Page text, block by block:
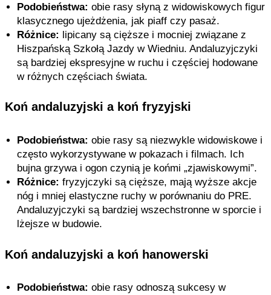
Podobieństwa: obie rasy słyną z widowiskowych figur
klasycznego ujeżdżenia, jak piaff czy pasaż.
Różnice: lipicany są cięższe i mocniej związane z
Hiszpańską Szkołą Jazdy w Wiedniu. Andaluzyjczyki
są bardziej ekspresyjne w ruchu i częściej hodowane
w różnych częściach świata.
Koń andaluzyjski a koń fryzyjski
Podobieństwa: obie rasy są niezwykle widowiskowe i
często wykorzystywane w pokazach i filmach. Ich
bujna grzywa i ogon czynią je końmi „zjawiskowymi”.
Różnice: fryzyjczyki są cięższe, mają wyższe akcje
nóg i mniej elastyczne ruchy w porównaniu do PRE.
Andaluzyjczyki są bardziej wszechstronne w sporcie i
lżejsze w budowie.
Koń andaluzyjski a koń hanowerski
Podobieństwa: obie rasy odnoszą sukcesy w